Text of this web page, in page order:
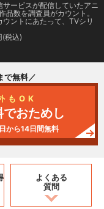
ービスが配信していたアニ
品数を調査員がカウント。
ントにあたって、TVシリ
(税込)
で無料／
もOK
おためし
から14日間無料
よくある
質問